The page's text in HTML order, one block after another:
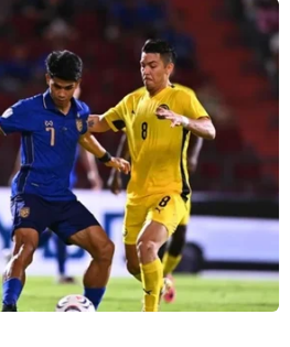
Thủ tướng Kishida đặt ra
có tổng cộng gần 20,88
được tiêm mũi thứ 3,
trong tổng số người đã
ngày 19/2 là ngày ghi
bổ sung lớn nhất ở
.